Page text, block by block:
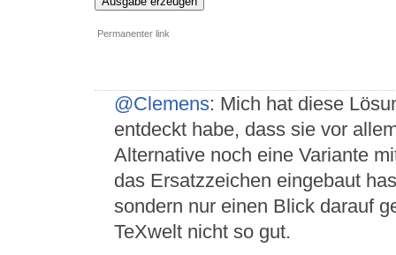
Permanenter link
@Clemens: Mich hat diese
entdeckt habe, dass sie vor
Alternative noch eine Variante
das Ersatzzeichen eingebaut
sondern nur einen Blick darauf
TeXwelt nicht so gut.